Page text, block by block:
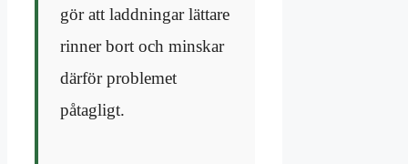
gör att laddningar lättare
rinner bort och minskar
därför problemet
påtagligt.